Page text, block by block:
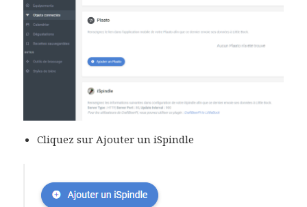
Cliquez sur Ajouter un iSpindle